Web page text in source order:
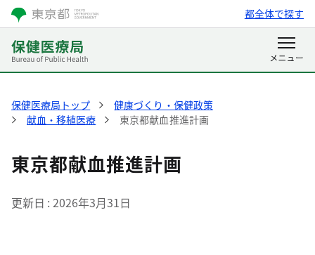
都全体で探す
保健医療局トップ
健康づくり・保健政策
献血・移植医療
東京都献血推進計画
東京都献血推進計画
更新日 2026年3月31日